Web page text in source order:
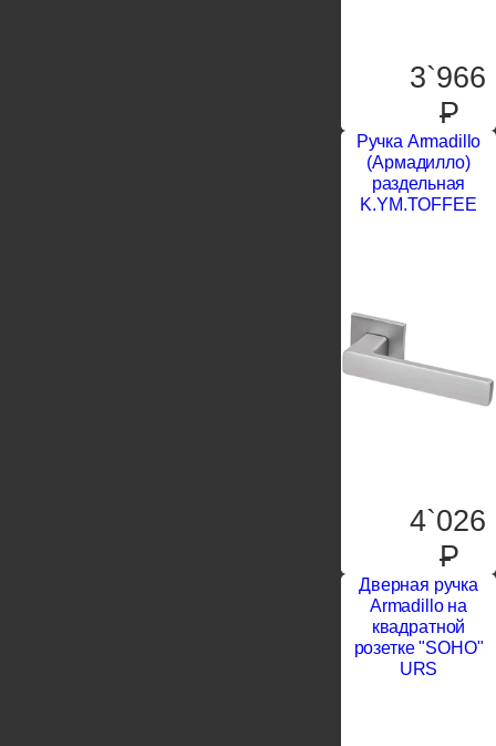
3`966
P
Ручка Armadillo
(Армадилло)
раздельная
K.YM.TOFFEE
4`026
P
Дверная ручка
Armadillo на
квадратной
розетке "SOHO"
URS